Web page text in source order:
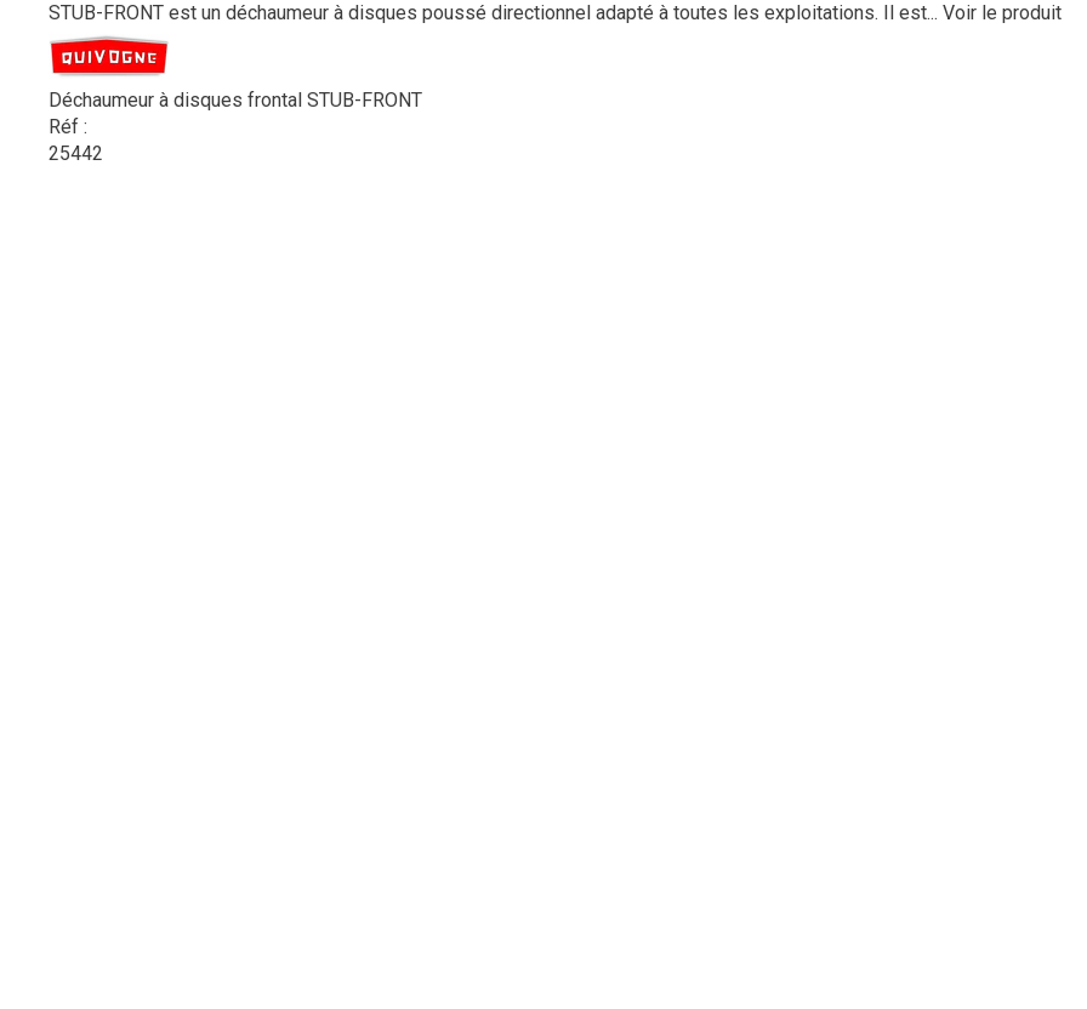
STUB-FRONT est un déchaumeur à disques poussé directionnel adapté à toutes les exploitations. Il est... Voir le produit
Déchaumeur à disques frontal STUB-FRONT
Réf :
25442